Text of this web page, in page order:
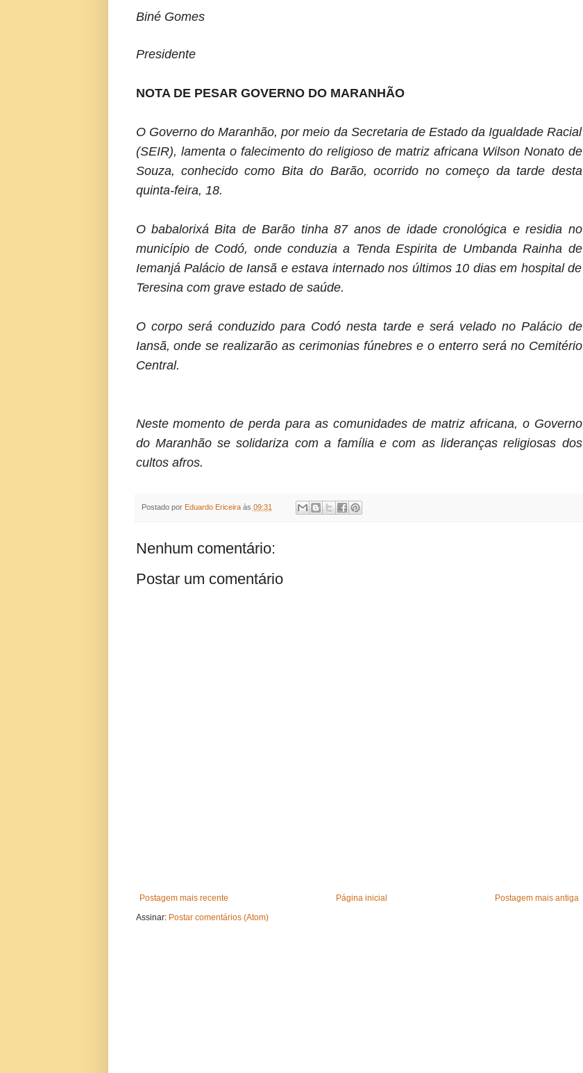
Biné Gomes
Presidente
NOTA DE PESAR GOVERNO DO MARANHÃO
O Governo do Maranhão, por meio da Secretaria de Estado da Igualdade Racial
(SEIR), lamenta o falecimento do religioso de matriz africana Wilson Nonato de
Souza, conhecido como Bita do Barão, ocorrido no começo da tarde desta
quinta-feira, 18.
O babalorixá Bita de Barão tinha 87 anos de idade cronológica e residia no
município de Codó, onde conduzia a Tenda Espirita de Umbanda Rainha de
Iemanjá Palácio de Iansã e estava internado nos últimos 10 dias em hospital de
Teresina com grave estado de saúde.
O corpo será conduzido para Codó nesta tarde e será velado no Palácio de
Iansã, onde se realizarão as cerimonias fúnebres e o enterro será no Cemitério
Central.
Neste momento de perda para as comunidades de matriz africana, o Governo
do Maranhão se solidariza com a família e com as lideranças religiosas dos
cultos afros.
Postado por Eduardo Ericeira às 09:31
Nenhum comentário:
Postar um comentário
Postagem mais recente Postagem mais antiga
Página inicial
Assinar: Postar comentários (Atom)